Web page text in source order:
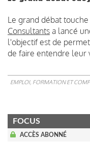
Le grand débat
Consultants a lancé
l'objectif est de
de faire entendre leur
EMPLOI, FORMATION ET
FOCUS
ACCÈS ABONNÉ